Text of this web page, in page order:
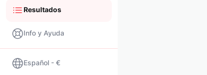
Resultados
Info y Ayuda
Español - €